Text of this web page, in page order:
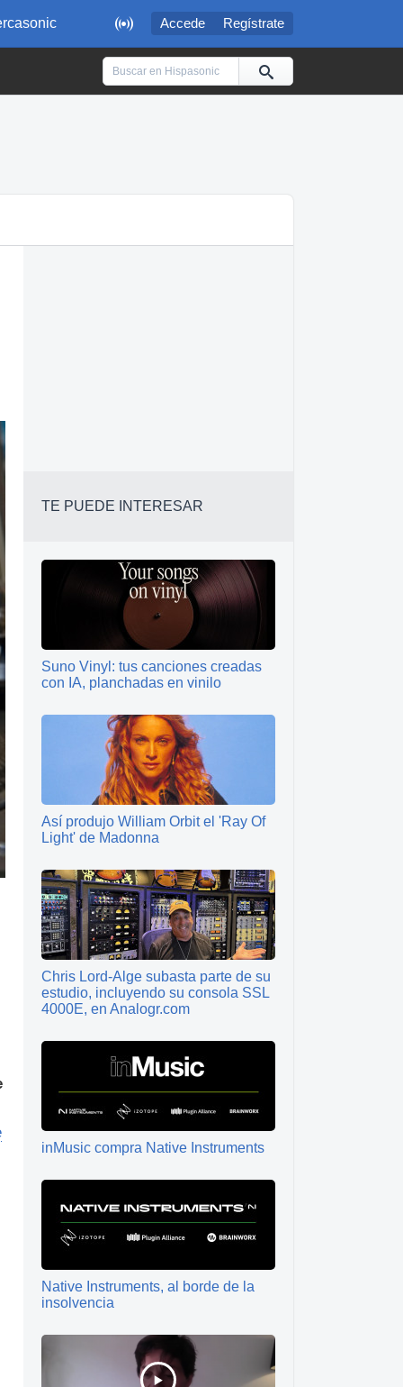
 Accede Regístrate
TE PUEDE INTERESAR
Suno Vinyl: tus canciones creadas
con IA, planchadas en vinilo
Así produjo William Orbit el 'Ray Of
Light' de Madonna
Chris Lord-Alge subasta parte de su
estudio, incluyendo su consola SSL
4000E, en Analogr.com
inMusic compra Native Instruments
Native Instruments, al borde de la
insolvencia